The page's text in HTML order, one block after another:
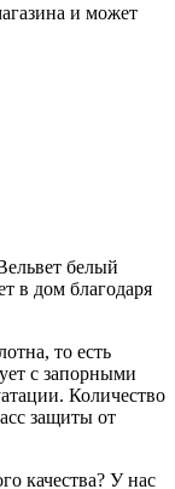
и может
белый
в дом благодаря
то есть
с запорными
Количество
защиты от
качества? У нас